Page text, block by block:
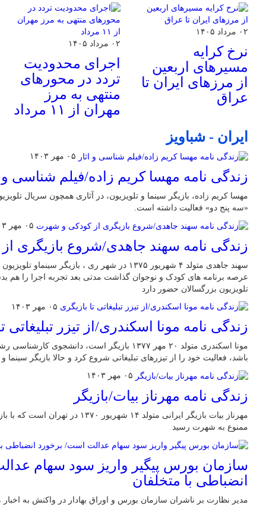
۰۲ مرداد ۱۴۰۵
نرخ کرایه
مسیرهای اربعین
از مرزهای ایران تا
عراق
۰۲ مرداد ۱۴۰۵
اجرای محدودیت
تردد در محورهای
منتهی به مرز
مهران از ۱۱ مرداد
ایران - شباویز
۰۵ مهر ۱۴۰۳
زندگی نامه مهسا کریم زاده/فیلم شناسی و
مهسا کریم زاده، بازیگر سینما و تلویزیون، در آثاری همچون سریال
«سه پنج دو» فعالیت داشته است.
۰۵ مهر ۱۴۰۳
زندگی نامه سهند جاهدی/شروع بازیگری
سهند جاهدی متولد ۴ شهریور ۱۳۷۵ در شهر ری ، بازیگر
عرصه برنامه های کودک و نوجوان گذاشت مدتی بعد تجربه اجرا را هم
تلویزیون بزرگسالان حضور دارد
۰۵ مهر ۱۴۰۳
زندگی نامه مونا اسکندری/از تیزر تبلیغاتی
مونا اسکندری متولد ۲۰ مهر ۱۳۷۷ بازیگر است،
باشد، فعالیت خود را از تیزرهای تبلیغاتی شروع کرد و حالا بازیگر سینما
۰۵ مهر ۱۴۰۳
زندگی نامه مهرناز بیات/بازیگر
مهرناز بیات بازیگر ایرانی متولد ۱۴
ممنوع به شهرت رسید
سازمان بورس پیگیر واریز سود سهام
انضباطی با متخلفان
مدیر نظارت بر ناشران سازمان بورس و اوراق بهادار در واکنش به